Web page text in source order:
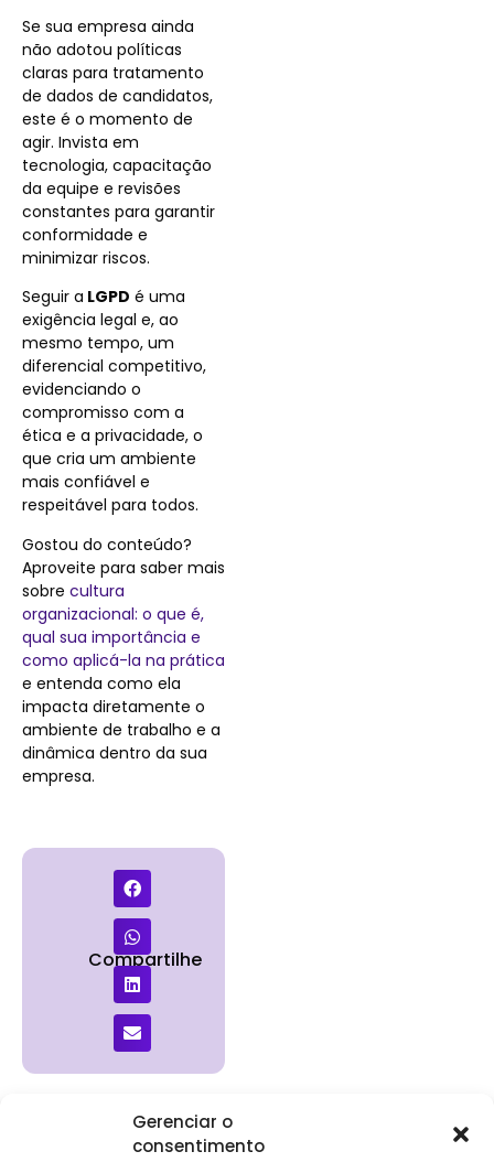
Gerenciar o
consentimento
Se sua empresa ainda
não adotou políticas
claras para tratamento
de dados de candidatos,
este é o momento de
agir. Invista em
tecnologia, capacitação
da equipe e revisões
constantes para garantir
conformidade e
minimizar riscos.
Seguir a LGPD é uma
exigência legal e, ao
mesmo tempo, um
diferencial competitivo,
evidenciando o
compromisso com a
ética e a privacidade, o
que cria um ambiente
mais confiável e
respeitável para todos.
Gostou do conteúdo?
Aproveite para saber mais
sobre cultura
organizacional: o que é,
qual sua importância e
como aplicá-la na prática
e entenda como ela
impacta diretamente o
ambiente de trabalho e a
dinâmica dentro da sua
empresa.
Compartilhe
InstitucionalClientes